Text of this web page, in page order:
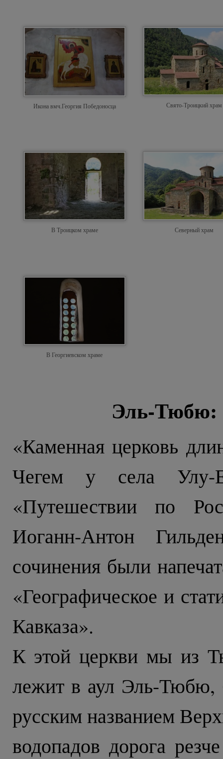
Икона вмч.Георгия Победоносца Свято-Троицкий храм
В Троицком храме Северный храм
В Георгиевском храме
Эль-Тюбю:
«Каменная церковь
Чегем у села
«Путешествии по
Иоганн-Антон
сочинения были
«Географическое и
Кавказа».
К этой церкви мы из
лежит в аул Эль-Тюбю,
русским названием
водопадов дорога